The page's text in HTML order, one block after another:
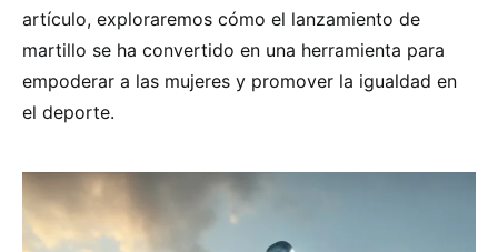
artículo, exploraremos cómo el lanzamiento de
martillo se ha convertido en una herramienta para
empoderar a las mujeres y promover la igualdad en
el deporte.